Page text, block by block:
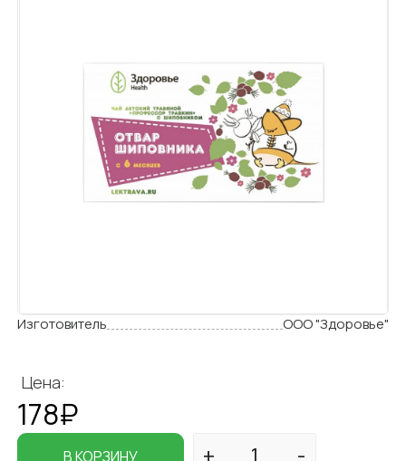
Изготовитель ООО "Здоровье"
Цена:
178₽
В КОРЗИНУ